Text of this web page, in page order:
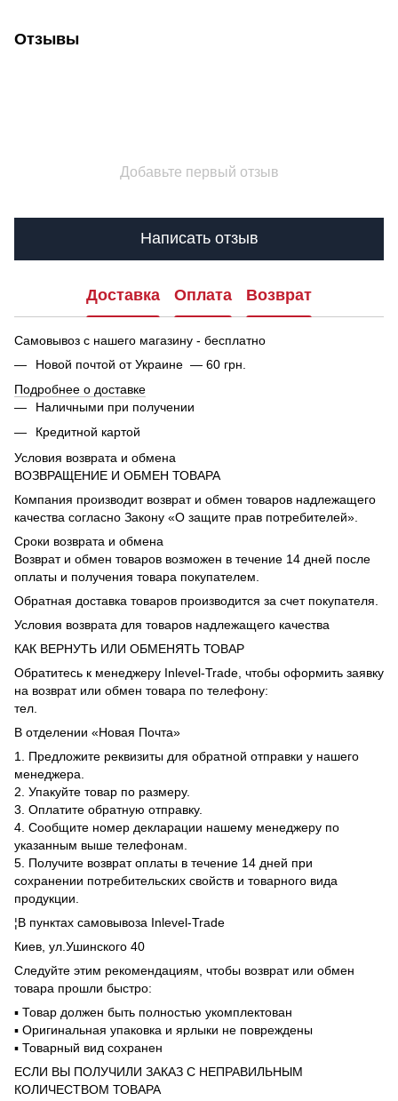
Отзывы
Добавьте первый отзыв
Написать отзыв
Доставка Оплата Возврат
Самовывоз с нашего магазину - бесплатно
Новой почтой от Украине — 60 грн.
Подробнее о доставке
Наличными при получении
Кредитной картой
Условия возврата и обмена
ВОЗВРАЩЕНИЕ И ОБМЕН ТОВАРА
Компания производит возврат и обмен товаров надлежащего
качества согласно Закону «О защите прав потребителей».
Сроки возврата и обмена
Возврат и обмен товаров возможен в течение 14 дней после
оплаты и получения товара покупателем.
Обратная доставка товаров производится за счет покупателя.
Условия возврата для товаров надлежащего качества
КАК ВЕРНУТЬ ИЛИ ОБМЕНЯТЬ ТОВАР
Обратитесь к менеджеру Inlevel-Trade, чтобы оформить заявку
на возврат или обмен товара по телефону:
тел.
В отделении «Новая Почта»
1. Предложите реквизиты для обратной отправки у нашего
менеджера.
2. Упакуйте товар по размеру.
3. Оплатите обратную отправку.
4. Сообщите номер декларации нашему менеджеру по
указанным выше телефонам.
5. Получите возврат оплаты в течение 14 дней при
сохранении потребительских свойств и товарного вида
продукции.
¦В пунктах самовывоза Inlevel-Trade
Киев, ул.Ушинского 40
Следуйте этим рекомендациям, чтобы возврат или обмен
товара прошли быстро:
▪️ Товар должен быть полностью укомплектован
▪️ Оригинальная упаковка и ярлыки не повреждены
▪️ Товарный вид сохранен
ЕСЛИ ВЫ ПОЛУЧИЛИ ЗАКАЗ С НЕПРАВИЛЬНЫМ
КОЛИЧЕСТВОМ ТОВАРА